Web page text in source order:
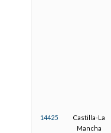
14425
Castilla-La
Mancha